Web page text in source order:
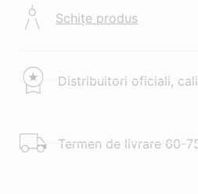
Schițe produs
Distribuitori oficiali,
Termen de livrare 60-